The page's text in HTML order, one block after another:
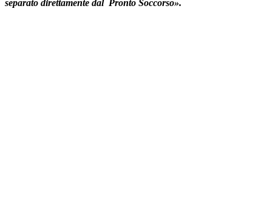
separato direttamente dal Pronto Soccorso».